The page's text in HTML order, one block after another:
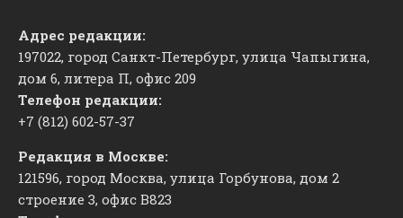
Адрес редакции:
197022, город Санкт-Петербург, улица Чапыгина,
дом 6, литера П, офис 209
Телефон редакции:
+7 (812) 602-57-37
Редакция в Москве:
121596, город Москва, улица Горбунова, дом 2
строение 3, офис ​В823